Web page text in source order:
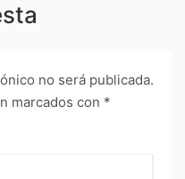
no será publicada.
marcados con *